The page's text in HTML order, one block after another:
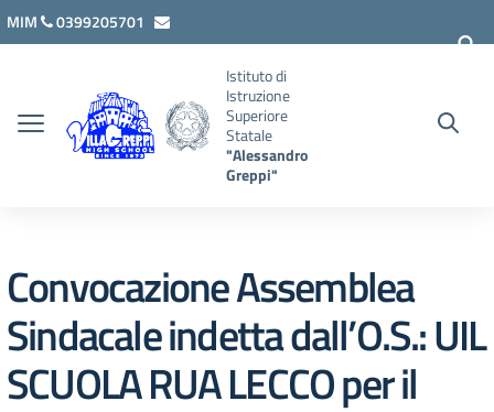
Vai ai contenuti
Vai al menu di navigazione
Vai al footer
MIM
0399205701
Istituto di
Istruzione
Superiore
Statale
"Alessandro
Greppi"
Convocazione Assemblea
Sindacale indetta dall’O.S.: UIL
SCUOLA RUA LECCO per il